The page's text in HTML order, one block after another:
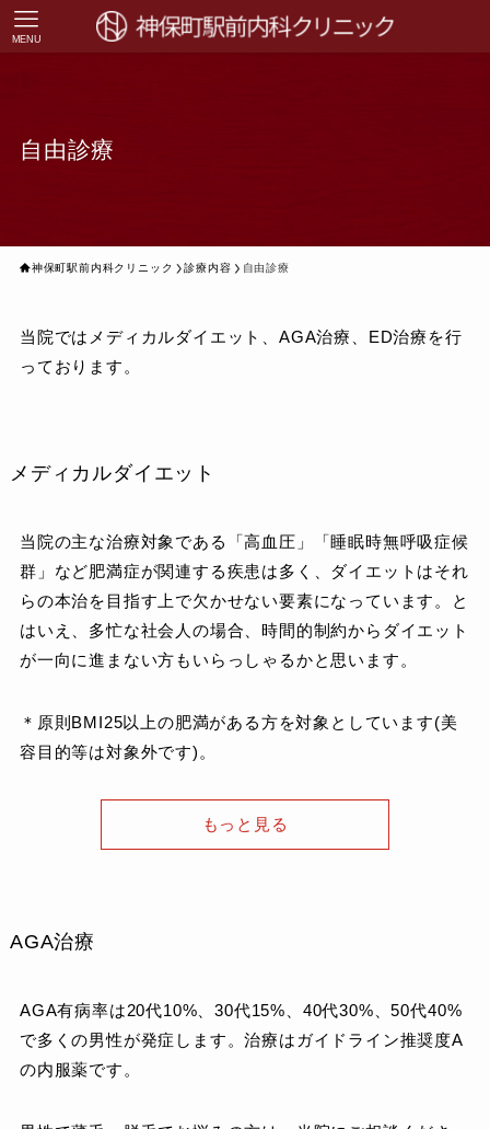
MENU
自由診療
神保町駅前内科クリニック 診療内容 自由診療
当院ではメディカルダイエット、AGA治療、ED治療を行
っております。
メディカルダイエット
当院の主な治療対象である「高血圧」「睡眠時無呼吸症候
群」など肥満症が関連する疾患は多く、ダイエットはそれ
らの本治を目指す上で欠かせない要素になっています。と
はいえ、多忙な社会人の場合、時間的制約からダイエット
が一向に進まない方もいらっしゃるかと思います。
＊原則BMI25以上の肥満がある方を対象としています(美
容目的等は対象外です)。
もっと見る
AGA治療
AGA有病率は20代10%、30代15%、40代30%、50代40%
で多くの男性が発症します。治療はガイドライン推奨度A
の内服薬です。